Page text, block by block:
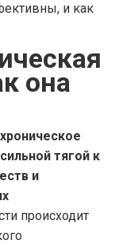
и как
она
тягой к
и
происходит